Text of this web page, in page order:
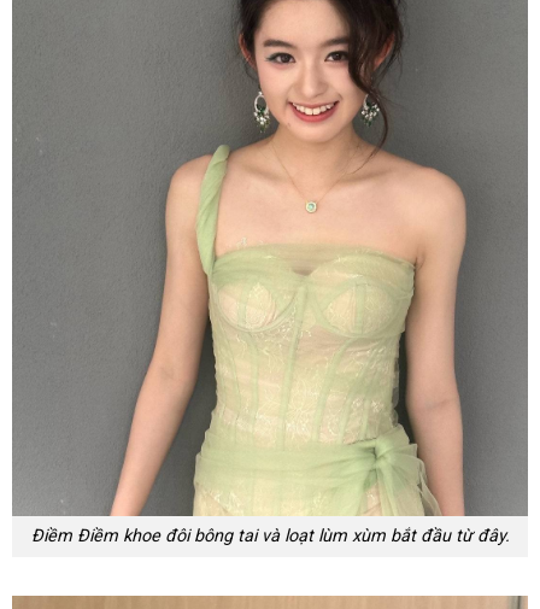
Điềm Điềm khoe đôi bông tai và loạt lùm xùm bắt đầu từ đây.